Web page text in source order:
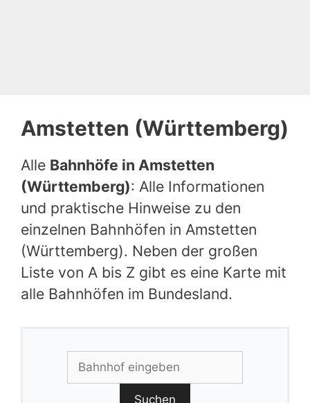
Amstetten (Württemberg)
Alle Bahnhöfe in Amstetten
(Württemberg): Alle Informationen
und praktische Hinweise zu den
einzelnen Bahnhöfen in Amstetten
(Württemberg). Neben der großen
Liste von A bis Z gibt es eine Karte mit
alle Bahnhöfen im Bundesland.
Suchen